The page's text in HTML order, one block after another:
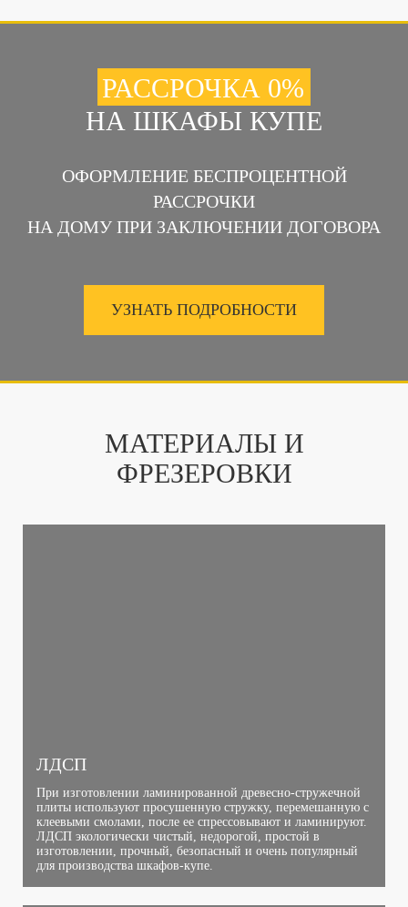
РАССРОЧКА 0%
НА ШКАФЫ КУПЕ
ОФОРМЛЕНИЕ БЕСПРОЦЕНТНОЙ
РАССРОЧКИ
НА ДОМУ ПРИ ЗАКЛЮЧЕНИИ ДОГОВОРА
УЗНАТЬ ПОДРОБНОСТИ
МАТЕРИАЛЫ И
ФРЕЗЕРОВКИ
ЛДСП
При изготовлении ламинированной древесно-стружечной
плиты используют просушенную стружку, перемешанную с
клеевыми смолами, после ее спрессовывают и ламинируют.
ЛДСП экологически чистый, недорогой, простой в
изготовлении, прочный, безопасный и очень популярный
для производства шкафов-купе.